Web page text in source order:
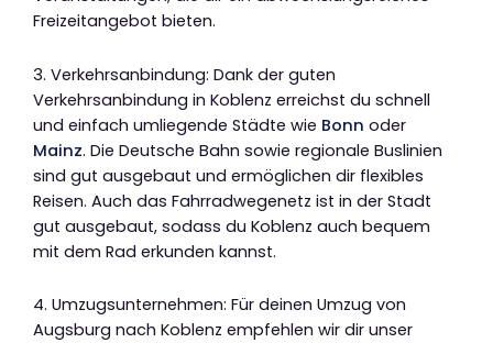
Freizeitangebot bieten.
3. Verkehrsanbindung: Dank der guten
Verkehrsanbindung in Koblenz erreichst du schnell
und einfach umliegende Städte wie Bonn oder
Mainz. Die Deutsche Bahn sowie regionale Buslinien
sind gut ausgebaut und ermöglichen dir flexibles
Reisen. Auch das Fahrradwegenetz ist in der Stadt
gut ausgebaut, sodass du Koblenz auch bequem
mit dem Rad erkunden kannst.
4. Umzugsunternehmen: Für deinen Umzug von
Augsburg nach Koblenz empfehlen wir dir unser